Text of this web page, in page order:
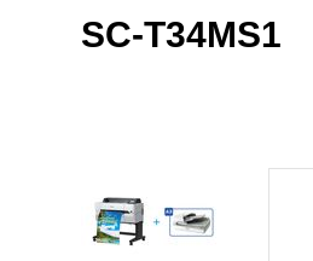
SC-T34MS1